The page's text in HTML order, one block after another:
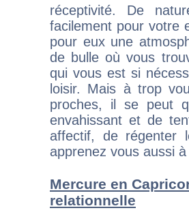
réceptivité. De
facilement pour votre
pour eux une
de bulle où vous
qui vous est si
loisir. Mais à trop
proches, il se peut
envahissant et de
affectif, de régenter
apprenez vous aussi
Mercure en
relationnelle